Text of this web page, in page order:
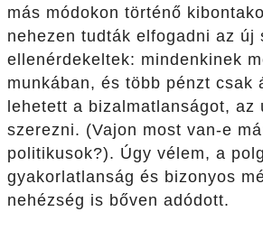
más módokon történő
nehezen tudták elfogadni az
ellenérdekeltek: mindenkinek
munkában, és több pénzt
lehetett a bizalmatlanságot,
szerezni. (Vajon most van-e
politikusok?). Úgy vélem, a
gyakorlatlanság és bizonyos
nehézség is bőven adódott.